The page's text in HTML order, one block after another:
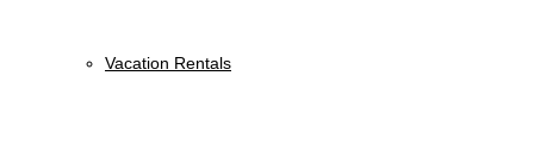
Vacation Rentals